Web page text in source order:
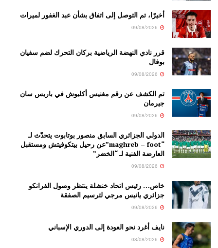
أخيرًا، تم التوصل إلى اتفاق بشأن عبد الغفور لميرات
قرر نادي النهضة الرياضية بركان التحرك لضم سفيان
بوفال
تم الكشف عن رقم مغنيس أكليوش في باريس سان
جيرمان
الدولي الجزائري السابق منصور بوتابوت يتحدّث لـ
“maghreb – foot”عن رحيل بيتكوفيتش ومستقبل
العارضة الفنية لـ “الخضر”
خاص… رئيس اتحاد خنشلة ينتظر وصول الفرانكو
جزائري يانيس مرجي لترسيم الصفقة
نايف أغرد نحو العودة إلى الدوري الإسباني